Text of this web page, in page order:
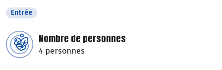
Entrée
Nombre de personnes
4 personnes